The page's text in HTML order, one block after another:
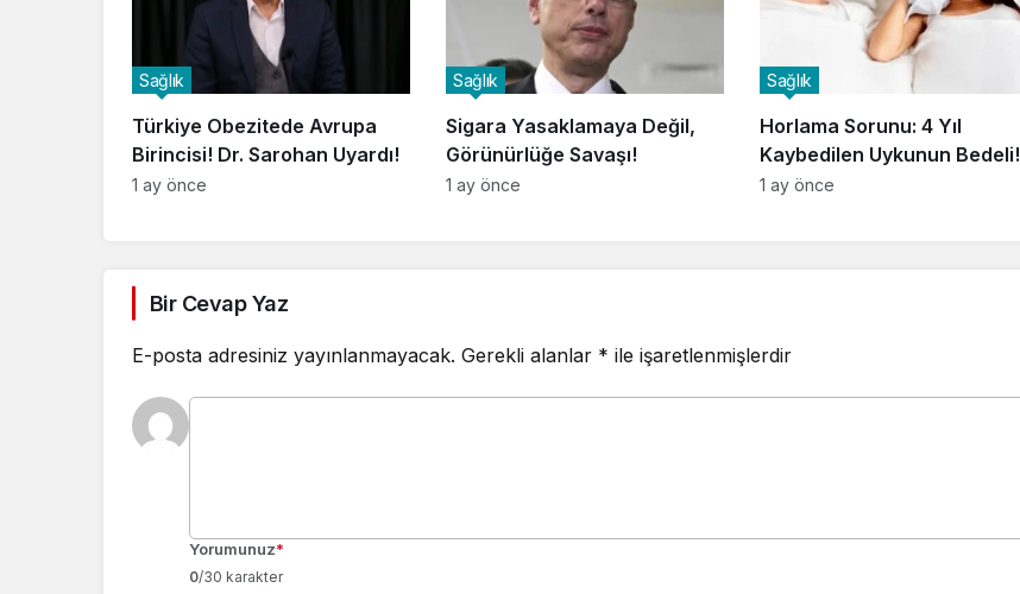
Türkiye Obezitede Avrupa
Birincisi! Dr. Sarohan Uyardı!
Sağlık
1 ay önce
Sigara Yasaklamaya Değil,
Görünürlüğe Savaşı!
Sağlık
1 ay önce
Horlama Sorunu: 4 Yıl
Kaybedilen Uykunun Bedeli!
Sağlık
1 ay önce
Bir Cevap Yaz
E-posta adresiniz yayınlanmayacak. Gerekli alanlar * ile işaretlenmişlerdir
Yorumunuz*
0/30 karakter